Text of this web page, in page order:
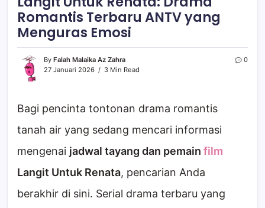
Romantis Terbaru ANTV yang
Menguras Emosi
By Falah Malaika Az Zahra
27 Januari 2026
3 Min Read
0
Bagi pencinta tontonan drama romantis
tanah air yang sedang mencari informasi
mengenai jadwal tayang dan pemain film
Langit Untuk Renata, pencarian Anda
berakhir di sini. Serial drama terbaru yang